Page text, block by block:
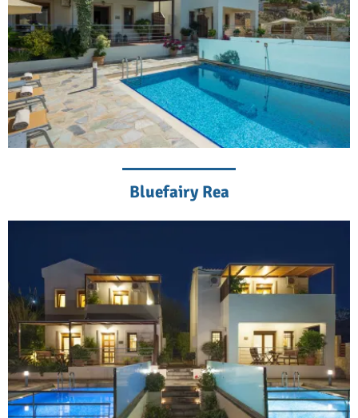
Bluefairy Rea